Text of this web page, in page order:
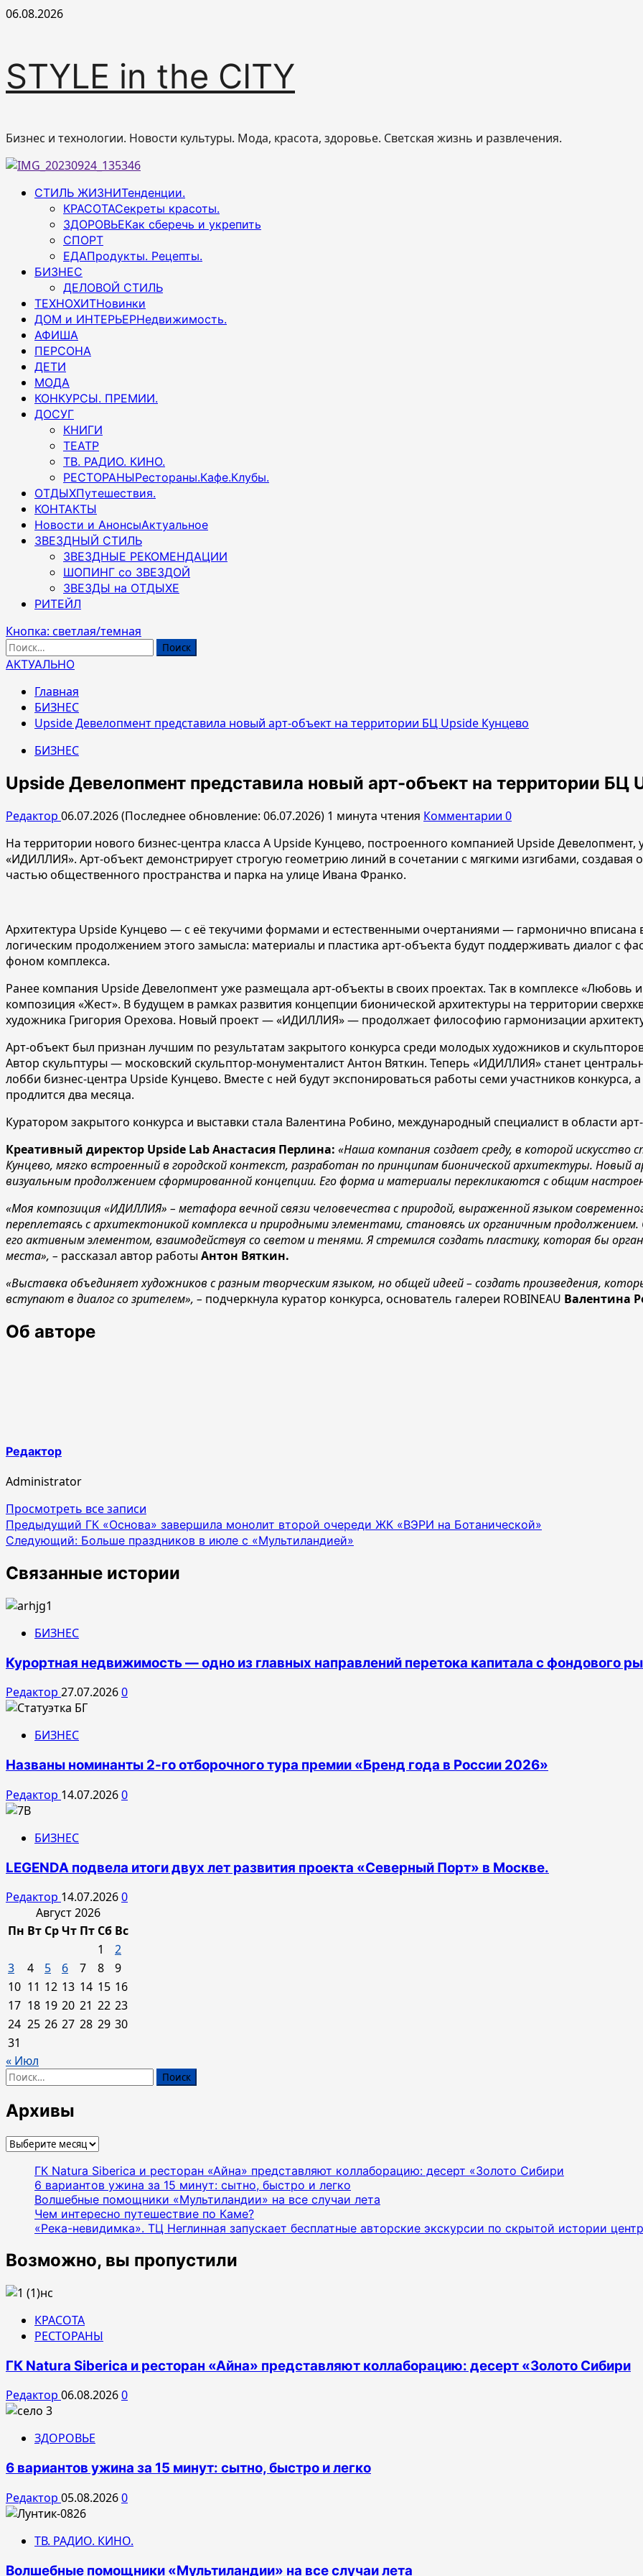
Перейти
06.08.2026
STYLE in the CITY
Бизнес и технологии. Новости культуры. Мода, красота, здоровье. Светская жизнь и развлечения.
Основное
СТИЛЬ ЖИЗНИТенденции.
КРАСОТАСекреты красоты.
ЗДОРОВЬЕКак сберечь и укрепить
СПОРТ
ЕДАПродукты. Рецепты.
БИЗНЕС
ДЕЛОВОЙ СТИЛЬ
ТЕХНОХИТНовинки
ДОМ и ИНТЕРЬЕРНедвижимость.
АФИША
ПЕРСОНА
ДЕТИ
МОДА
КОНКУРСЫ. ПРЕМИИ.
ДОСУГ
КНИГИ
ТЕАТР
ТВ. РАДИО. КИНО.
РЕСТОРАНЫРестораны.Кафе.Клубы.
ОТДЫХПутешествия.
КОНТАКТЫ
Новости и АнонсыАктуальное
ЗВЕЗДНЫЙ СТИЛЬ
ЗВЕЗДНЫЕ РЕКОМЕНДАЦИИ
ШОПИНГ со ЗВЕЗДОЙ
ЗВЕЗДЫ на ОТДЫХЕ
РИТЕЙЛ
Кнопка: светлая/темная
Найти:
АКТУАЛЬНО
Главная
БИЗНЕС
Upside Девелопмент представила новый арт-объект на территории БЦ Upside Кунцево
БИЗНЕС
Upside Девелопмент представила новый арт-объект на территории БЦ
Редактор 06.07.2026 (Последнее обновление: 06.07.2026) 1 минута чтения Комментарии 0
На территории нового бизнес-центра класса А Upside Кунцево, построенного компанией Upside Девелопмент,
«ИДИЛЛИЯ». Арт-объект демонстрирует строгую геометрию линий в сочетании с мягкими изгибами,
частью общественного пространства и парка на улице Ивана Франко.
Архитектура Upside Кунцево — с её текучими формами и естественными очертаниями — гармонично вписана
логическим продолжением этого замысла: материалы и пластика арт-объекта будут поддерживать диалог
фоном комплекса.
Ранее компания Upside Девелопмент уже размещала арт-объекты в своих проектах. Так в комплексе «Любовь
композиция «Жест». В будущем в рамках развития концепции бионической архитектуры на территории
художника Григория Орехова. Новый проект — «ИДИЛЛИЯ» — продолжает философию гармонизации
Арт-объект был признан лучшим по результатам закрытого конкурса среди молодых художников и
Автор скульптуры — московский скульптор-монументалист Антон Вяткин. Теперь «ИДИЛЛИЯ» станет
лобби бизнес-центра Upside Кунцево. Вместе с ней будут экспонироваться работы семи участников конкурса,
продлится два месяца.
Куратором закрытого конкурса и выставки стала Валентина Робино, международный специалист в области
Креативный директор Upside LabАнастасия Перлина: «Наша компания создает среду, в которой
Кунцево, мягко встроенный в городской контекст, разработан по принципам бионической архитектуры.
визуальным продолжением сформированной концепции. Его форма и материалы перекликаются с общим
«Моя композиция «ИДИЛЛИЯ» – метафора вечной связи человечества с природой, выраженной языком
переплетаясь с архитектоникой комплекса и природными элементами, становясь их органичным
его активным элементом, взаимодействуя со светом и тенями. Я стремился создать пластику, которая бы
места», – рассказал автор работы Антон Вяткин.
«Выставка объединяет художников с разным творческим языком, но общей идеей – создать произведения,
вступают в диалог со зрителем», – подчеркнула куратор конкурса, основатель галереи ROBINEAU Валентина
Об авторе
Редактор
Administrator
Просмотреть все записи
Навигация
по
записям
Предыдущий ГК «Основа» завершила монолит второй очереди ЖК «ВЭРИ на Ботанической»
Следующий: Больше праздников в июле с «Мультиландией»
Связанные истории
БИЗНЕС
Курортная недвижимость — одно из главных направлений перетока капитала с фондового
Редактор 27.07.20260
БИЗНЕС
Названы номинанты 2-го отборочного тура премии «Бренд года в России 2026»
Редактор 14.07.20260
БИЗНЕС
LEGENDA подвела итоги двух лет развития проекта «Северный Порт» в Москве.
Редактор 14.07.20260
Август 2026
Пн Вт СрЧт Пт Сб Вс
1
2
3
4 5 6 7 8
9
10 11 12 13 14 15 16
17 18 19 20 21 22 23
24 25 26 27 28 29 30
31
« Июл
Найти:
Архивы
Архивы
ГК Natura Siberica и ресторан «Айна» представляют коллаборацию: десерт «Золото Сибири
6 вариантов ужина за 15 минут: сытно, быстро и легко
Волшебные помощники «Мультиландии» на все случаи лета
Чем интересно путешествие по Каме?
«Река-невидимка». ТЦ Неглинная запускает бесплатные авторские экскурсии по скрытой истории
Возможно, вы пропустили
КРАСОТА
РЕСТОРАНЫ
ГК Natura Siberica и ресторан «Айна» представляют коллаборацию: десерт «Золото Сибири
Редактор 06.08.20260
ЗДОРОВЬЕ
6 вариантов ужина за 15 минут: сытно, быстро и легко
Редактор 05.08.20260
ТВ. РАДИО. КИНО.
Волшебные помощники «Мультиландии» на все случаи лета